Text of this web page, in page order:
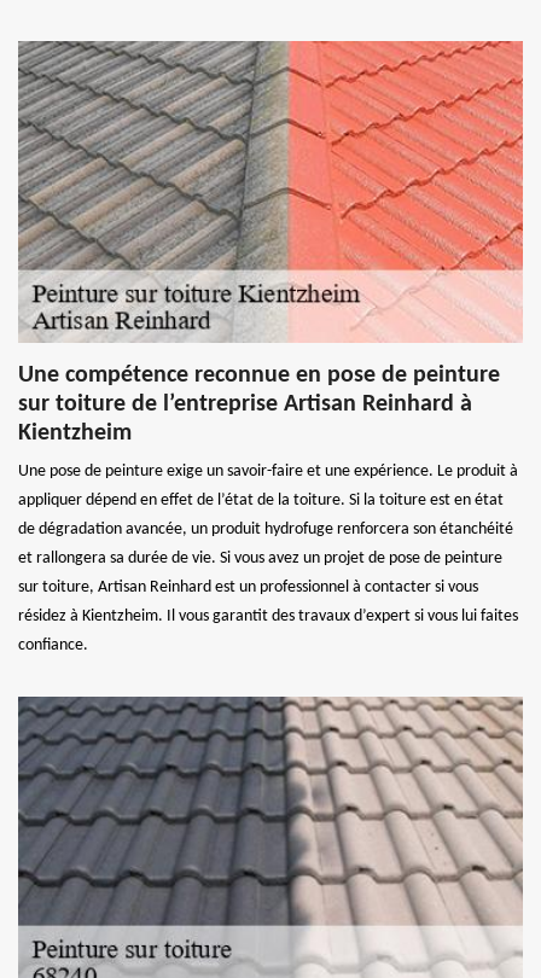
Une compétence reconnue en pose de peinture
sur toiture de l’entreprise Artisan Reinhard à
Kientzheim
Une pose de peinture exige un savoir-faire et une expérience. Le produit à
appliquer dépend en effet de l’état de la toiture. Si la toiture est en état
de dégradation avancée, un produit hydrofuge renforcera son étanchéité
et rallongera sa durée de vie. Si vous avez un projet de pose de peinture
sur toiture, Artisan Reinhard est un professionnel à contacter si vous
résidez à Kientzheim. Il vous garantit des travaux d’expert si vous lui faites
confiance.